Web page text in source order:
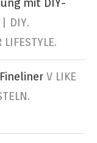
mit DIY-
| DIY.
V LIKE